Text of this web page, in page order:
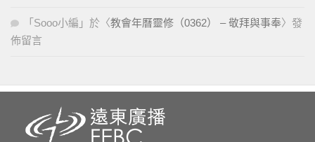
「 Sooo小編 」於〈教會年曆靈修（0362） – 敬拜與事奉〉發
佈留言